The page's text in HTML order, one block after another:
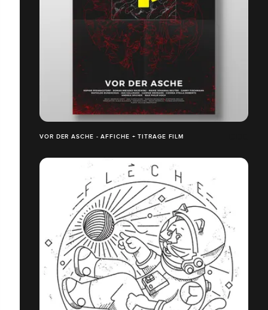
VOR DER ASCHE - AFFICHE + TITRAGE FILM